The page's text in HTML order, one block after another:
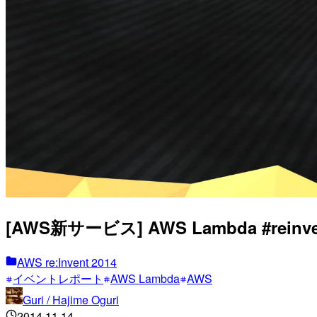
[AWS新サービス] AWS Lambda
AWS re:Invent 2014
イベントレポート
AWS Lambda AWS
Guri / Hajime Oguri